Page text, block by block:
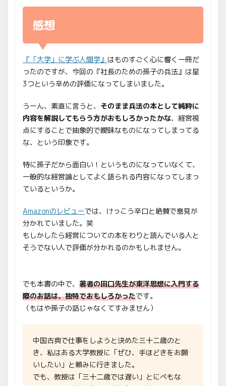
感想
『「大学」に学ぶ人間学』 はものすごく心に響く一冊だ
ったのですが、今回の『社長のための孫子の兵法』は星
3つという辛めの評価になってしまいました。
うーん、素直に言うと、 そのまま兵法の本として純粋に
内容を解説してもらう方がおもしろかったかな、経営視
点にすることで抽象的で曖昧なものになってしまってる
な、という印象です。
特に孫子だから面白い！というものになっていなくて、
一般的な経営論としてよく語られる内容になってしまっ
ているというか。
Amazonのレビューでは、けっこう辛口と絶賛で意見が
分かれていました。笑
もしかしたら経営についての本をわりと読んでいる人と
そうでない人で評価が分かれるのかもしれません。
でも本書の中で、 著者の田口先生が東洋思想に入門する
際のお話は、独特でおもしろかったです。
（もはや孫子の話じゃなくてすみません）
中国古典で仕事をしようと決めた三十二歳のと
き、私はある大学教授に「ぜひ、手ほどきをお願
いしたい」と頼みに行きました。
でも、教授は「三十二歳では遅い」とにべもな